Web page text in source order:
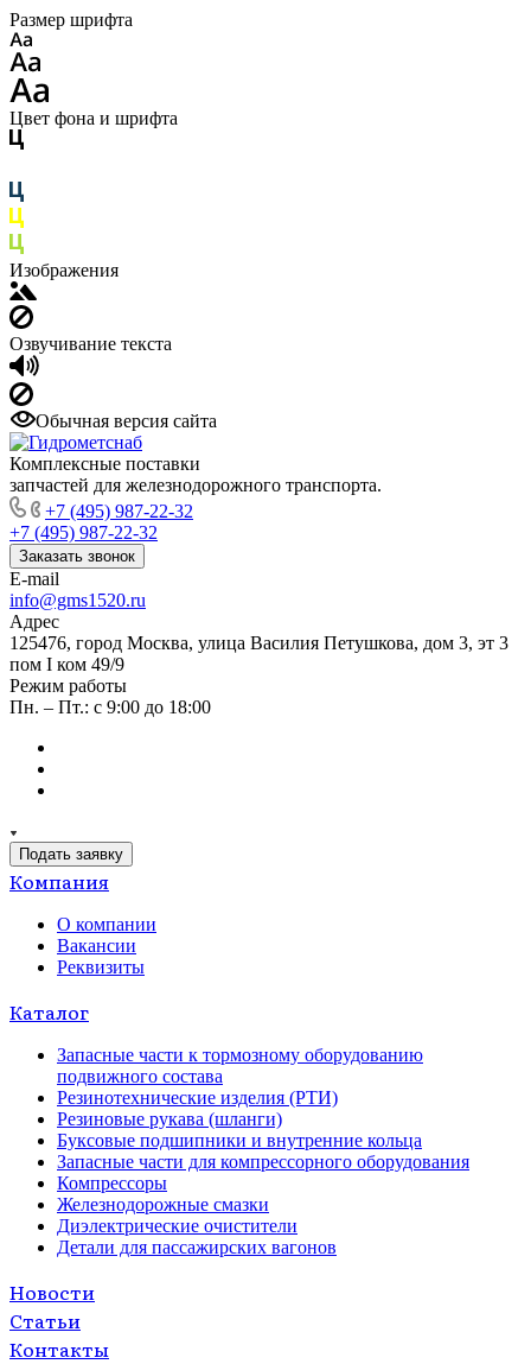
Размер шрифта
Цвет фона и шрифта
Изображения
Озвучивание текста
Обычная версия сайта
Комплексные поставки
запчастей для железнодорожного транспорта.
+7 (495) 987-22-32
+7 (495) 987-22-32
Заказать звонок
E-mail
info@gms1520.ru
Адрес
125476, город Москва, улица Василия Петушкова, дом 3, эт 3
пом I ком 49/9
Режим работы
Пн. – Пт.: с 9:00 до 18:00
Подать заявку
Компания
О компании
Вакансии
Реквизиты
Каталог
Запасные части к тормозному оборудованию
подвижного состава
Резинотехнические изделия (РТИ)
Резиновые рукава (шланги)
Буксовые подшипники и внутренние кольца
Запасные части для компрессорного оборудования
Компрессоры
Железнодорожные смазки
Диэлектрические очистители
Детали для пассажирских вагонов
Новости
Статьи
Контакты